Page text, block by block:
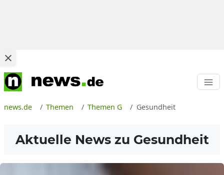
news.de Themen Themen G Gesundheit
Aktuelle News zu Gesundheit